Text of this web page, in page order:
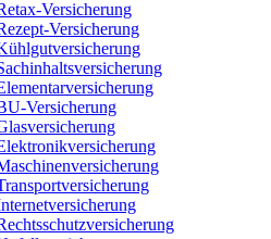
Versicherung
Versicherung
Versicherung